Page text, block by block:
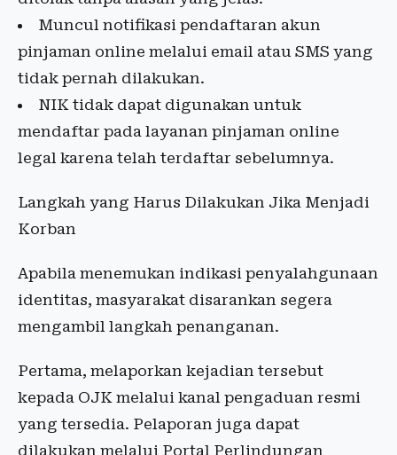
Muncul notifikasi pendaftaran akun
pinjaman online melalui email atau SMS yang
tidak pernah dilakukan.
NIK tidak dapat digunakan untuk
mendaftar pada layanan pinjaman online
legal karena telah terdaftar sebelumnya.
Langkah yang Harus Dilakukan Jika Menjadi
Korban
Apabila menemukan indikasi penyalahgunaan
identitas, masyarakat disarankan segera
mengambil langkah penanganan.
Pertama, melaporkan kejadian tersebut
kepada OJK melalui kanal pengaduan resmi
yang tersedia. Pelaporan juga dapat
dilakukan melalui Portal Perlindungan